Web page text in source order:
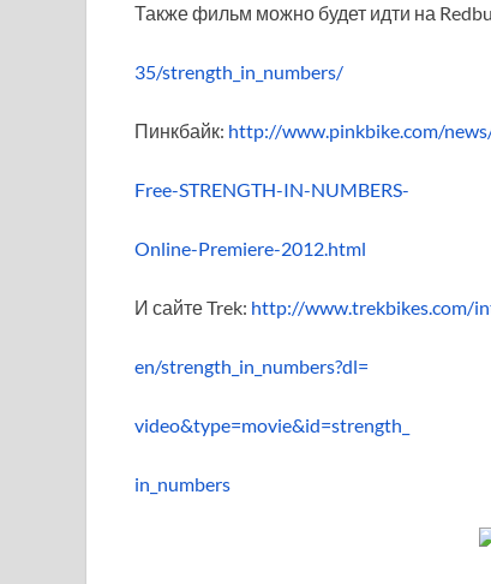
Также фильм можно будет идти на
35/strength_in_numbers/
Пинкбайк: http://www.pinkbike.com/
Free-STRENGTH-IN-NUMBERS-
Online-Premiere-2012.html
И сайте Trek: http://www.trekbikes.com/
en/strength_in_numbers?dl=
video&type=movie&id=strength_
in_numbers